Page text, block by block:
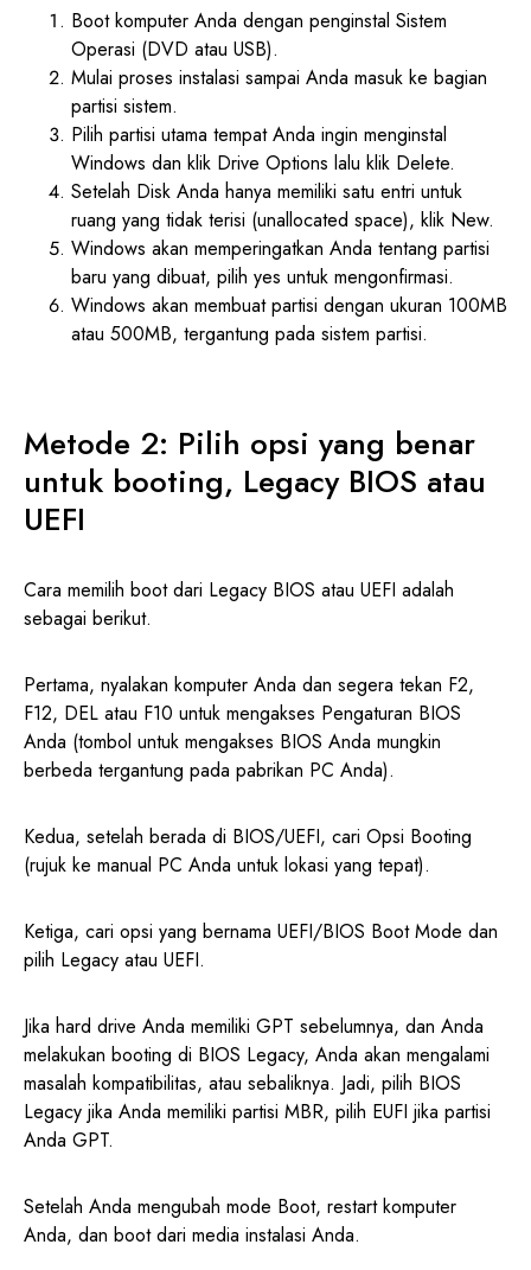
Boot komputer Anda dengan penginstal Sistem
Operasi (DVD atau USB).
Mulai proses instalasi sampai Anda masuk ke bagian
partisi sistem.
Pilih partisi utama tempat Anda ingin menginstal
Windows dan klik Drive Options lalu klik Delete.
Setelah Disk Anda hanya memiliki satu entri untuk
ruang yang tidak terisi (unallocated space), klik New.
Windows akan memperingatkan Anda tentang partisi
baru yang dibuat, pilih yes untuk mengonfirmasi.
Windows akan membuat partisi dengan ukuran 100MB
atau 500MB, tergantung pada sistem partisi.
Metode 2: Pilih opsi yang benar
untuk booting, Legacy BIOS atau
UEFI
Cara memilih boot dari Legacy BIOS atau UEFI adalah
sebagai berikut.
Pertama, nyalakan komputer Anda dan segera tekan F2,
F12, DEL atau F10 untuk mengakses Pengaturan BIOS
Anda (tombol untuk mengakses BIOS Anda mungkin
berbeda tergantung pada pabrikan PC Anda).
Kedua, setelah berada di BIOS/UEFI, cari Opsi Booting
(rujuk ke manual PC Anda untuk lokasi yang tepat).
Ketiga, cari opsi yang bernama UEFI/BIOS Boot Mode dan
pilih Legacy atau UEFI.
Jika hard drive Anda memiliki GPT sebelumnya, dan Anda
melakukan booting di BIOS Legacy, Anda akan mengalami
masalah kompatibilitas, atau sebaliknya. Jadi, pilih BIOS
Legacy jika Anda memiliki partisi MBR, pilih EUFI jika partisi
Anda GPT.
Setelah Anda mengubah mode Boot, restart komputer
Anda, dan boot dari media instalasi Anda.